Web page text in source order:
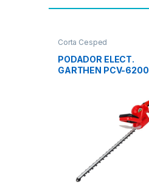
Corta Cesped
PODADOR ELECT.
GARTHEN PCV-6200